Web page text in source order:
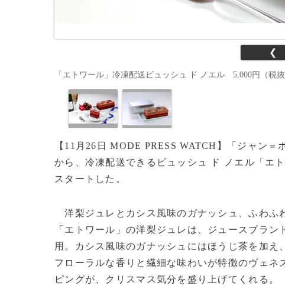
❮
「エトワール」冷凍配送ビュッシュ ド ノエル 5,000円（税
【11月26日 MODE PRESS WATCH】「ジャン＝
から、冷凍配送できるビュッシュ ド ノエル「エ
スタートした。
洋梨ジュレとカシス風味のガナッシュ、ふわふ
「エトワール」の洋梨ジュレは、ジュースブラ
用。カシス風味のガナッシュにはほうじ茶を加
フローラルな香りと繊細な味わいが特徴のヴェ
ピングが、クリスマス気分を盛り上げてくれる。